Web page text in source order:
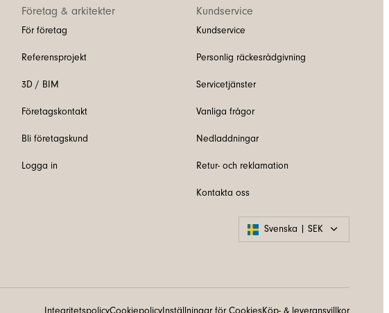
Företag & arkitekter
För företag
Referensprojekt
3D / BIM
Företagskontakt
Bli företagskund
Logga in
Kundservice
Kundservice
Personlig räckesrådgivning
Servicetjänster
Vanliga frågor
Nedladdningar
Retur- och reklamation
Kontakta oss
Svenska | SEK